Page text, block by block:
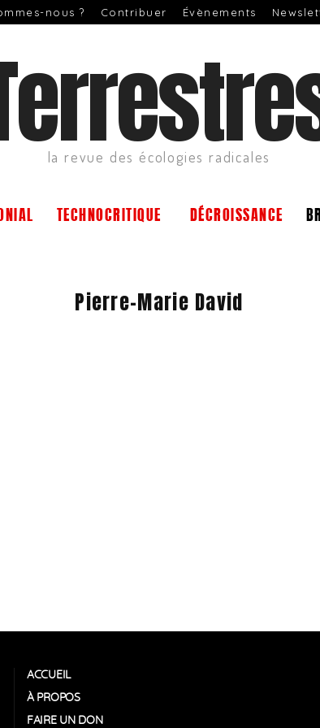
nous ? Contribuer Évènements
la revue des écologies radicales
TECHNOCRITIQUE DÉCROISSANCE
Pierre-Marie David
ACCUEIL
À PROPOS
FAIRE UN DON